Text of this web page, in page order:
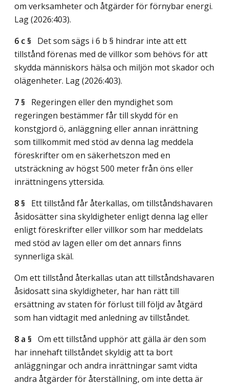
om verksamheter och åtgärder för förnybar energi.
Lag (2026:403).
6 c § Det som sägs i 6 b § hindrar inte att ett
tillstånd förenas med de villkor som behövs för att
skydda människors hälsa och miljön mot skador och
olägenheter. Lag (2026:403).
7 § Regeringen eller den myndighet som
regeringen bestämmer får till skydd för en
konstgjord ö, anläggning eller annan inrättning
som tillkommit med stöd av denna lag meddela
föreskrifter om en säkerhetszon med en
utsträckning av högst 500 meter från öns eller
inrättningens yttersida.
8 § Ett tillstånd får återkallas, om tillståndshavaren
åsidosätter sina skyldigheter enligt denna lag eller
enligt föreskrifter eller villkor som har meddelats
med stöd av lagen eller om det annars finns
synnerliga skäl.
Om ett tillstånd återkallas utan att tillståndshavaren
åsidosatt sina skyldigheter, har han rätt till
ersättning av staten för förlust till följd av åtgärd
som han vidtagit med anledning av tillståndet.
8 a § Om ett tillstånd upphör att gälla är den som
har innehaft tillståndet skyldig att ta bort
anläggningar och andra inrättningar samt vidta
andra åtgärder för återställning, om inte detta är